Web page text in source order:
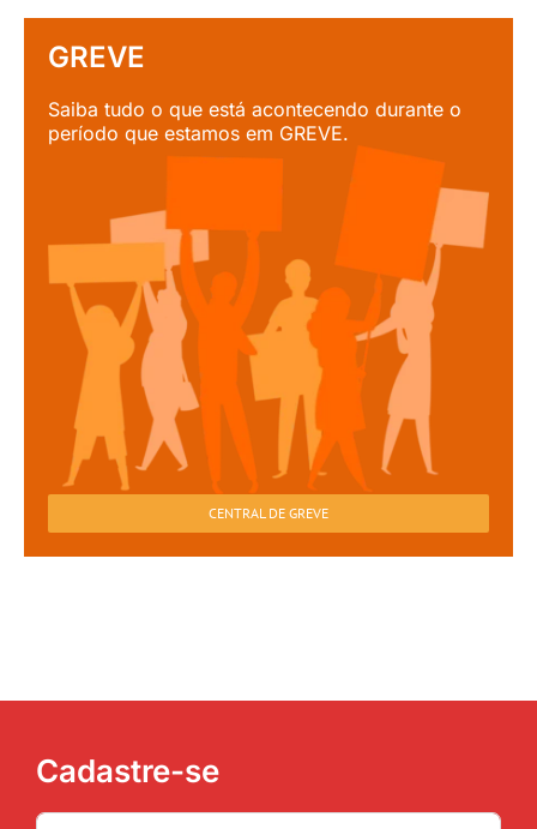
GREVE
Saiba tudo o que está acontecendo durante o
período que estamos em GREVE.
CENTRAL DE GREVE
Cadastre-se